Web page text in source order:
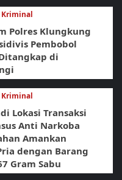
Kriminal
Polres Klungkung
Pembobol
di
Kriminal
Lokasi Transaksi
Anti Narkoba
Amankan
dengan Barang
Gram Sabu